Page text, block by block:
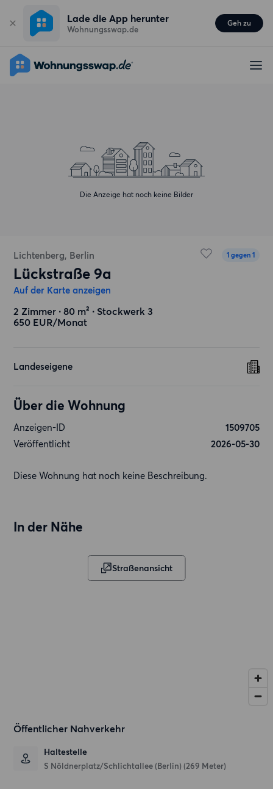
Lade die App herunter
Wohnungsswap.de
Geh zu
Die Anzeige hat noch keine Bilder
Lichtenberg, Berlin 1 gegen 1
Lückstraße 9a
Auf der Karte anzeigen
2 Zimmer ∙ 80 m² ∙ Stockwerk 3
650 EUR/Monat
Landeseigene
Über die Wohnung
Anzeigen-ID
1509705
Veröffentlicht
2026-05-30
Diese Wohnung hat noch keine Beschreibung.
In der Nähe
Straßenansicht
Öffentlicher Nahverkehr
Haltestelle
S Nöldnerplatz/Schlichtallee (Berlin) (269 Meter)